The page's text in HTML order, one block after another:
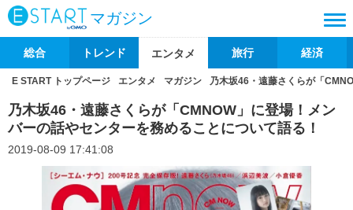
マガジン
総合 トレンド エンタメ 旅行 経済
E START トップページ エンタメ マガジン 乃木坂46・遠藤さくらが「
乃木坂46・遠藤さくらが「CMNOW」に登場！メン
バーの話やセンターを務めることについて語る！
2019-08-09 17:41:08